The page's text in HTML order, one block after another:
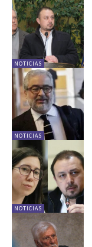
NOTICIAS
NOTICIAS
NOTICIAS